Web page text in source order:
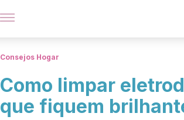
Consejos Hogar
Como limpar
que fiquem